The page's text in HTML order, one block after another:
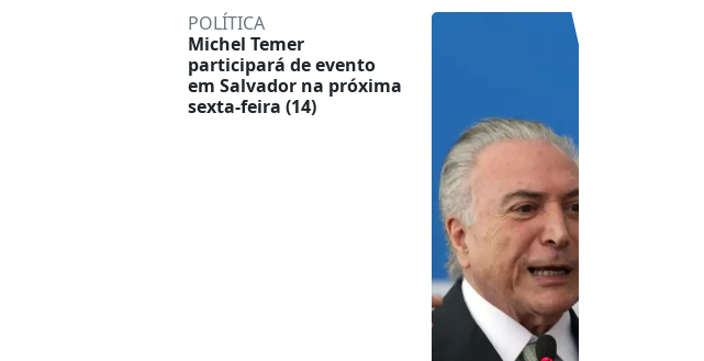
POLÍTICA
Michel Temer
participará de evento
em Salvador na próxima
sexta-feira (14)